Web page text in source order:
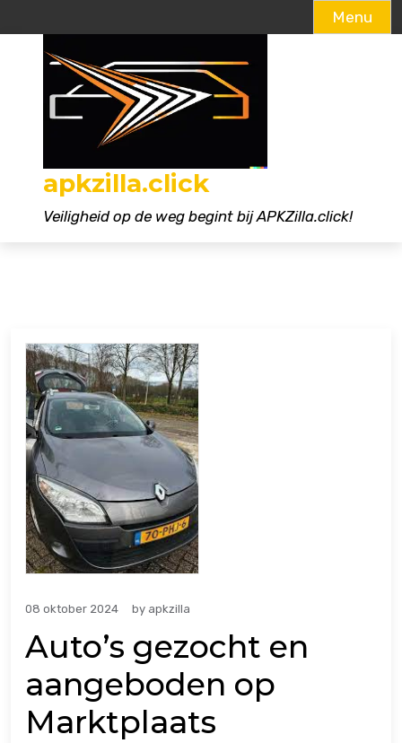
Menu
apkzilla.click
Veiligheid op de weg begint bij APKZilla.click!
08 oktober 2024 by apkzilla
Auto’s gezocht en
aangeboden op
Marktplaats